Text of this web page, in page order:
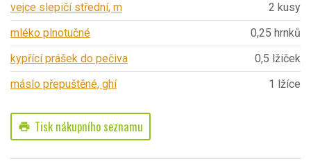
vejce slepičí střední, m
2 kusy
mléko plnotučné
0,25 hrnků
kypřící prášek do pečiva
0,5 lžiček
máslo přepuštěné, ghí
1 lžíce
print Tisk nákupního seznamu